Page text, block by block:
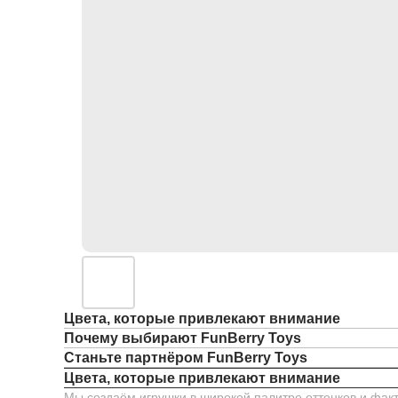
Цвета, которые привлекают внимание
Почему выбирают FunBerry Toys
Станьте партнёром FunBerry Toys
Цвета, которые привлекают внимание